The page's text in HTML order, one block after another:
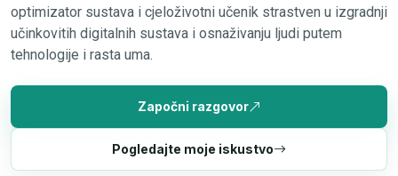
optimizator sustava i cjeloživotni učenik strastven u izgradnji
učinkovitih digitalnih sustava i osnaživanju ljudi putem
tehnologije i rasta uma.
Započni razgovor
Pogledajte moje iskustvo